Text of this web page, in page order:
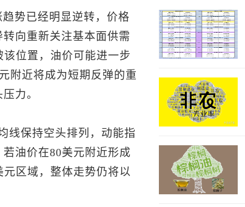
势已经明显逆转，价格
向重新关注基本面供需
位置，油价可能进一步
附近将成为短期反弹的重
力。
线保持空头排列，动能指
油价在80美元附近形成
区域，整体走势仍将以